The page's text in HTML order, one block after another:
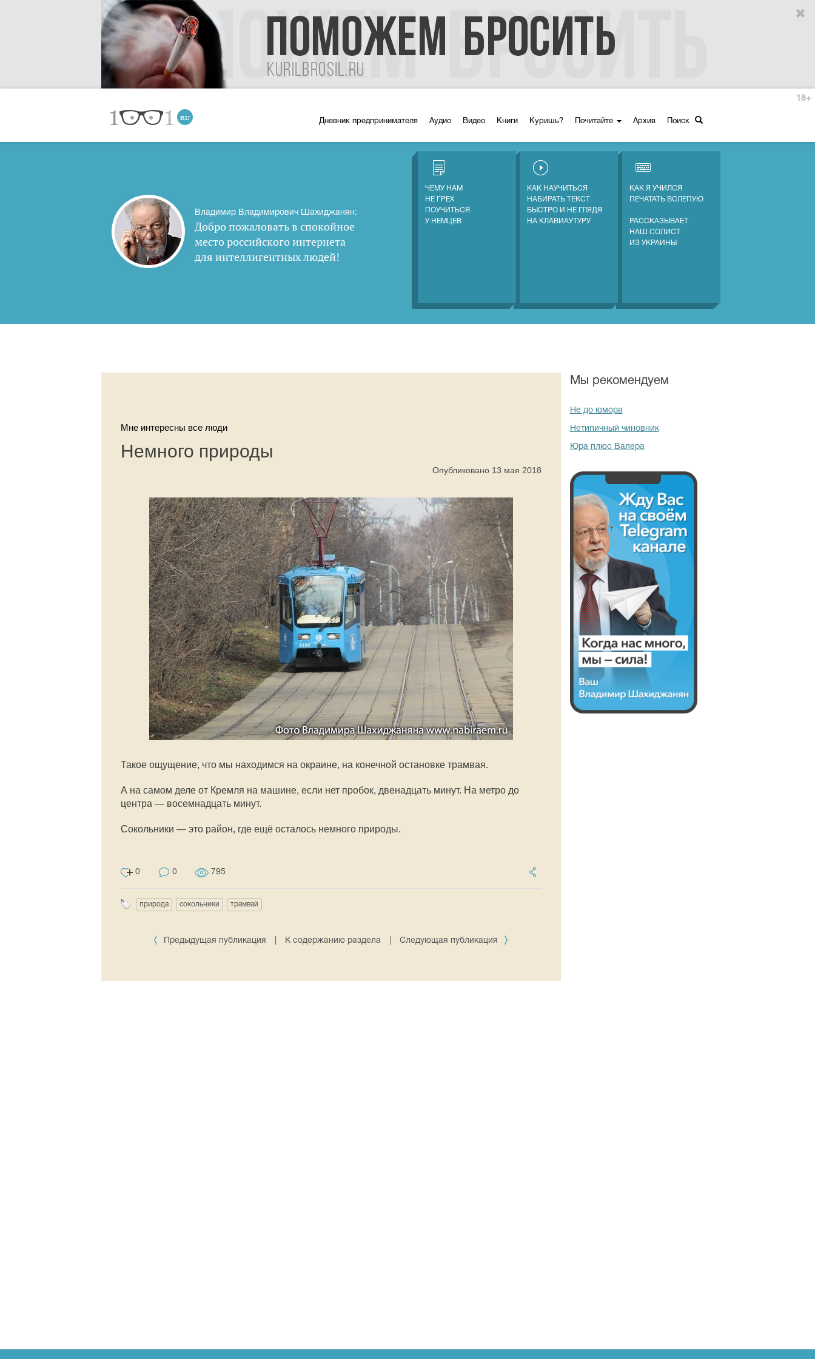
Дневник предпринимателя Аудио Видео Книги Куришь? Почитайте Архив Поиск
18+
Владимир Владимирович Шахиджанян:
Добро пожаловать в спокойное
место российского интернета
для интеллигентных людей!
ЧЕМУ НАМ
НЕ ГРЕХ
ПОУЧИТЬСЯ
У НЕМЦЕВ
КАК НАУЧИТЬСЯ
НАБИРАТЬ ТЕКСТ
БЫСТРО И НЕ ГЛЯДЯ
НА КЛАВИАУТУРУ
КАК Я УЧИЛСЯ
ПЕЧАТАТЬ ВСЛЕПУЮ
РАССКАЗЫВАЕТ
НАШ СОЛИСТ
ИЗ УКРАИНЫ
Мне интересны все люди
Немного природы
Опубликовано 13 мая 2018
Такое ощущение, что мы находимся на окраине, на конечной остановке трамвая.
А на самом деле от Кремля на машине, если нет пробок, двенадцать минут. На метро до
центра — восемнадцать минут.
Сокольники — это район, где ещё осталось немного природы.
0 0 795
природа сокольники трамвай
Предыдущая публикация К содержанию раздела Следующая публикация
Мы рекомендуем
Не до юмора
Нетипичный чиновник
Юра плюс Валера